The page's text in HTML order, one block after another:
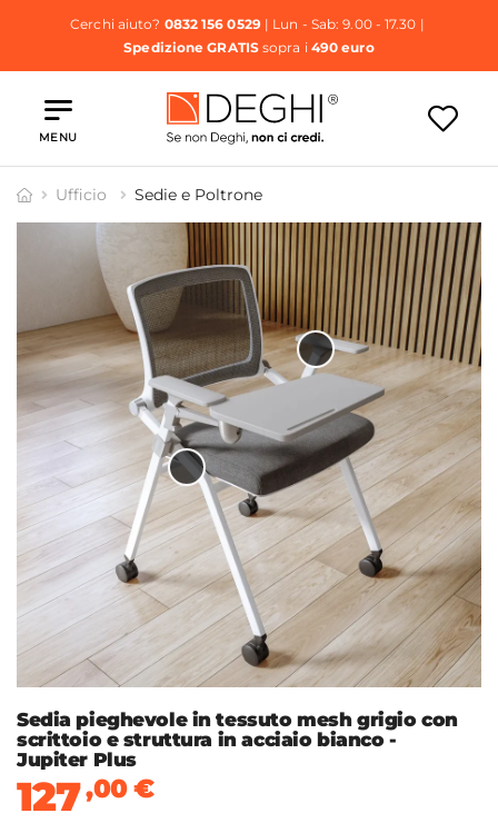
Cerchi aiuto? 0832 156 0529| Lun - Sab: 9.00 - 17.30 |
Spedizione GRATISsopra i 490 euro
MENU
Ufficio Sedie e Poltrone
Sedia pieghevole in tessuto mesh grigio con
scrittoio e struttura in acciaio bianco -
Jupiter Plus
127,00€